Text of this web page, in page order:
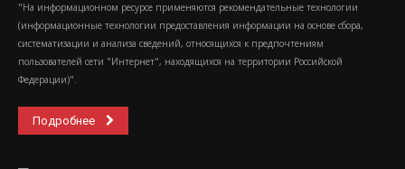
"На информационном ресурсе применяются рекомендательные технологии
(информационные технологии предоставления информации на основе сбора,
систематизации и анализа сведений, относящихся к предпочтениям
пользователей сети "Интернет", находящихся на территории Российской
Федерации)".
Подробнее